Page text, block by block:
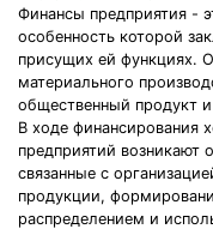
Финансы предприятия -
особенность которой
присущих ей функциях.
материального
общественный продукт
В ходе финансирования
предприятий возникают
связанные с
продукции,
распределением и